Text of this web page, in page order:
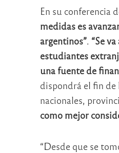
En su conferencia
medidas es
argentinos”. “Se
estudiantes
una fuente de
dispondrá el fin de
nacionales,
como mejor
“Desde que se